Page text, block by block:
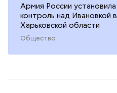
Армия России установила
контроль над Ивановкой в
Харьковской области
Общество